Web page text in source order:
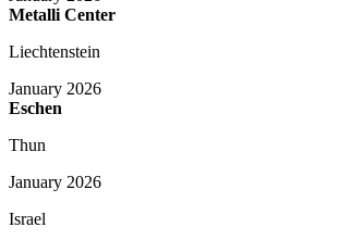
Metalli Center
Liechtenstein
January 2026
Eschen
Thun
January 2026
Israel